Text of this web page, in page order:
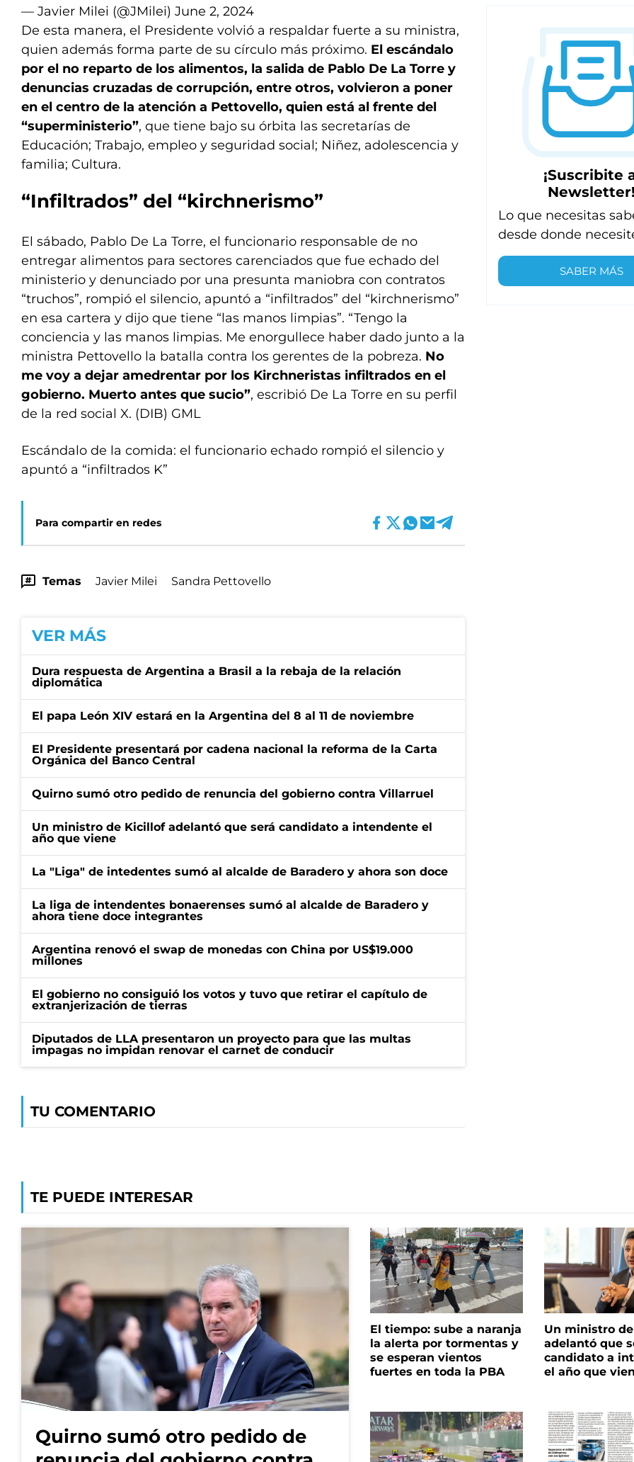
— Javier Milei (@JMilei) June 2, 2024
De esta manera, el Presidente volvió a respaldar fuerte a su ministra,
quien además forma parte de su círculo más próximo. El escándalo
por el no reparto de los alimentos, la salida de Pablo De La Torre y
denuncias cruzadas de corrupción, entre otros, volvieron a poner
en el centro de la atención a Pettovello, quien está al frente del
“superministerio”, que tiene bajo su órbita las secretarías de
Educación; Trabajo, empleo y seguridad social; Niñez, adolescencia y
familia; Cultura.
“Infiltrados” del “kirchnerismo”
El sábado, Pablo De La Torre, el funcionario responsable de no
entregar alimentos para sectores carenciados que fue echado del
ministerio y denunciado por una presunta maniobra con contratos
“truchos”, rompió el silencio, apuntó a “infiltrados” del “kirchnerismo”
en esa cartera y dijo que tiene “las manos limpias”. “Tengo la
conciencia y las manos limpias. Me enorgullece haber dado junto a la
ministra Pettovello la batalla contra los gerentes de la pobreza. No
me voy a dejar amedrentar por los Kirchneristas infiltrados en el
gobierno. Muerto antes que sucio”, escribió De La Torre en su perfil
de la red social X. (DIB) GML
Escándalo de la comida: el funcionario echado rompió el silencio y
apuntó a “infiltrados K”
Para compartir en redes
Temas Javier Milei Sandra Pettovello
VER MÁS
Dura respuesta de Argentina a Brasil a la rebaja de la relación
diplomática
El papa León XIV estará en la Argentina del 8 al 11 de noviembre
El Presidente presentará por cadena nacional la reforma de la Carta
Orgánica del Banco Central
Quirno sumó otro pedido de renuncia del gobierno contra Villarruel
Un ministro de Kicillof adelantó que será candidato a intendente el
año que viene
La "Liga" de intedentes sumó al alcalde de Baradero y ahora son doce
La liga de intendentes bonaerenses sumó al alcalde de Baradero y
ahora tiene doce integrantes
Argentina renovó el swap de monedas con China por US$19.000
millones
El gobierno no consiguió los votos y tuvo que retirar el capítulo de
extranjerización de tierras
Diputados de LLA presentaron un proyecto para que las multas
impagas no impidan renovar el carnet de conducir
TU COMENTARIO
¡Suscribite
Newsletter!
Lo que necesitas
desde donde
SABER MÁS
TE PUEDE INTERESAR
Quirno sumó otro pedido de
El tiempo: sube a naranja
la alerta por tormentas y
se esperan vientos
fuertes en toda la PBA
Un ministro
adelantó que
candidato a
el año que